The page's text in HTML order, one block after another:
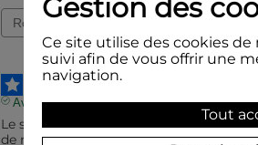
Avis vérifié
Le souci que je rencontre est que je
de relief
Gestion des
Ce site utilise des cookies
suivi afin de vous offrir une
navigation.
Tout